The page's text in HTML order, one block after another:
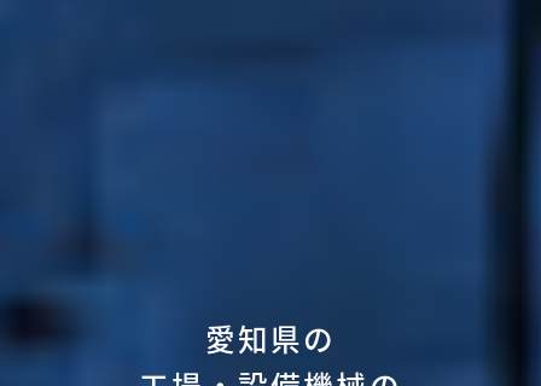
愛知県の